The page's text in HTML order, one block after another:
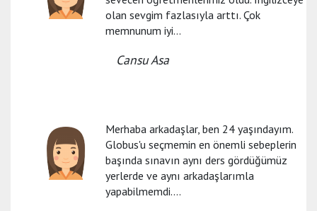
olan sevgim fazlasıyla arttı. Çok
memnunum iyi...
Cansu Asa
Merhaba arkadaşlar, ben 24 yaşındayım.
Globus'u seçmemin en önemli sebeplerin
başında sınavın aynı ders gördüğümüz
yerlerde ve aynı arkadaşlarımla
yapabilmemdi....